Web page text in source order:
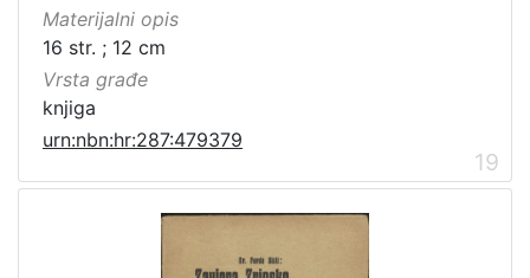
Materijalni opis
16 str. ; 12 cm
Vrsta građe
knjiga
urn:nbn:hr:287:479379
19